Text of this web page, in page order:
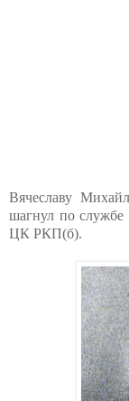
Вячеславу
шагнул по службе
ЦК РКП(б).